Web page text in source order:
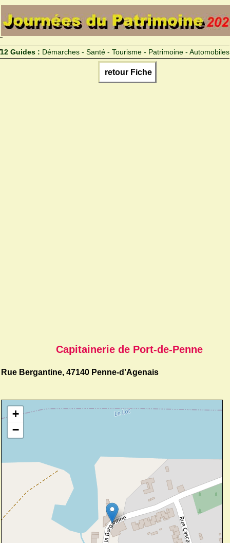
12 Guides : Démarches - Santé - Tourisme - Patrimoine - Automobiles
retour Fiche
Capitainerie de Port-de-Penne
Rue Bergantine, 47140 Penne-d'Agenais
+
−